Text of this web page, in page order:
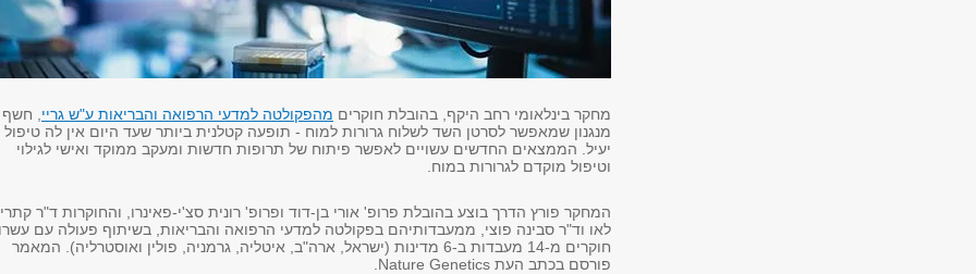
מחקר בינלאומי רחב היקף, בהובלת חוקרים מהפקולטה למדעי הרפואה והבריאות ע"ש גריי , חשף
מנגנון שמאפשר לסרטן השד לשלוח גרורות למוח - תופעה קטלנית ביותר שעד היום אין לה טיפול
יעיל. הממצאים החדשים עשויים לאפשר פיתוח של תרופות חדשות ומעקב ממוקד ואישי לגילוי
וטיפול מוקדם לגרורות במוח.
המחקר פורץ הדרך בוצע בהובלת פרופ' אורי בן-דוד ופרופ' רונית סצ'י-פאינרו, והחוקרות ד"ר
לאו וד"ר סבינה פוצי, ממעבדותיהם בפקולטה למדעי הרפואה והבריאות, בשיתוף פעולה עם
חוקרים מ-14 מעבדות ב-6 מדינות (ישראל, ארה"ב, איטליה, גרמניה, פולין ואוסטרליה). המאמר
פורסם בכתב העת Nature Genetics.